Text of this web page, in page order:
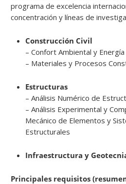
programa de excelencia
concentración y líneas de
Construcción Civil
– Confort Ambiental y Energía
– Materiales y Procesos
Estructuras
– Análisis Numérico de
– Análisis Experimental y
Mecánico de Elementos y
Estructurales
Infraestructura y
Principales requisitos